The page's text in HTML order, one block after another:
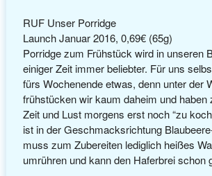
RUF Unser Porridge
Launch Januar 2016, 0,69€ (65g)
Porridge zum Frühstück wird in unseren
einiger Zeit immer beliebter. Für uns
fürs Wochenende etwas, denn unter der
frühstücken wir kaum daheim und haben
Zeit und Lust morgens erst noch “zu
ist in der Geschmacksrichtung
muss zum Zubereiten lediglich heißes
umrühren und kann den Haferbrei schon